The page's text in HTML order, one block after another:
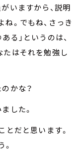
いますから、説明
。でもね、さっき
る」というのは、
たはそれを勉強し
かな？
した。
とだと思います。